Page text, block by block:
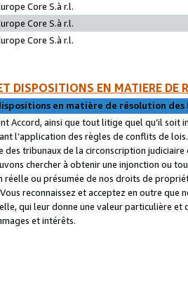
Core S.à r.l.
Core S.à r.l.
Core S.à r.l.
DISPOSITIONS EN MATIERE DE
en matière de résolution
Accord, ainsi que tout litige quel qu’il soit
l’application des règles de conflits de
des tribunaux de la circonscription
chercher à obtenir une injonction ou
réelle ou présumée de nos droits de
reconnaissez et acceptez en outre que
qui leur donne une valeur particulière
et intérêts.